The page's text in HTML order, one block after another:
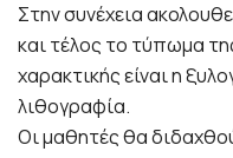
Στην συνέχεια
και τέλος το τύπωμα
χαρακτικής είναι η
λιθογραφία.
Οι μαθητές θα